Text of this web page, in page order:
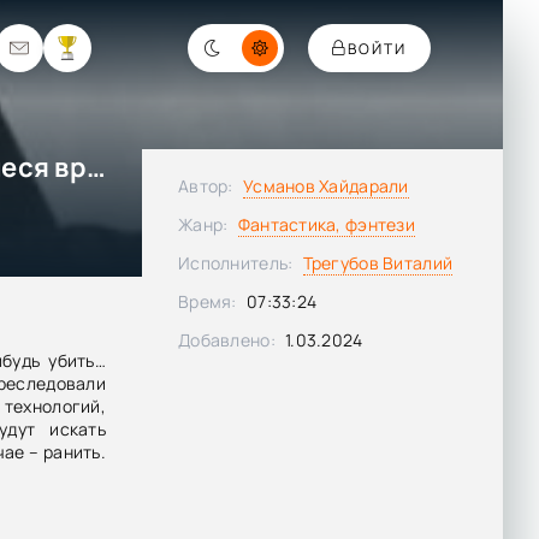
ВОЙТИ
Нужная профессия. Затаившиеся враги - Хайдарали Усманов
убить…
искать
– ранить.
чужую
Автор: Усманов Хайдарали
Жанр: Фантастика, фэнтези
Исполнитель: Трегубов Виталий
Время: 07:33:24
Добавлено: 1.03.2024